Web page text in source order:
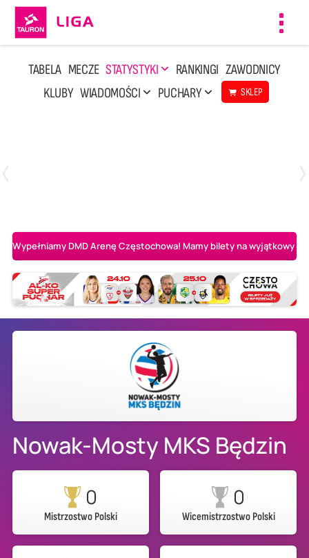
TABELA MECZE STATYSTYKI RANKINGI ZAWODNICY
KLUBY WIADOMOŚCI PUCHARY SKLEP
Wypełniamy DMD Arenę Częstochowa! Mamy bilety na wyjątkowy
Nowak-Mosty MKS Będzin
0
Mistrzostwo Polski
0
Wicemistrzostwo Polski